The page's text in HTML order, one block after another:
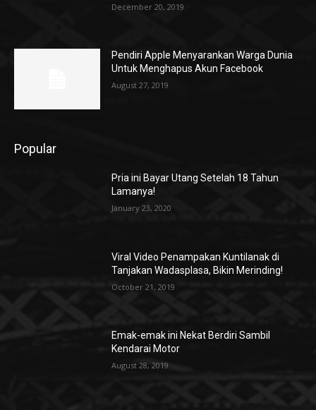
December 20, 2019
Pendiri Apple Menyarankan Warga Dunia
Untuk Menghapus Akun Facebook
August 27, 2019
Popular
Pria ini Bayar Utang Setelah 18 Tahun
Lamanya!
January 23, 2020
Viral Video Penampakan Kuntilanak di
Tanjakan Wadasplasa, Bikin Merinding!
October 21, 2019
Emak-emak ini Nekat Berdiri Sambil
Kendarai Motor
August 28, 2019